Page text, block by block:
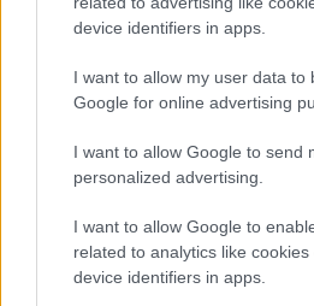
device identifiers in apps.
I want to allow my user data to
Google for online advertising
I want to allow Google to send
personalized advertising.
I want to allow Google to
related to analytics like
device identifiers in apps.